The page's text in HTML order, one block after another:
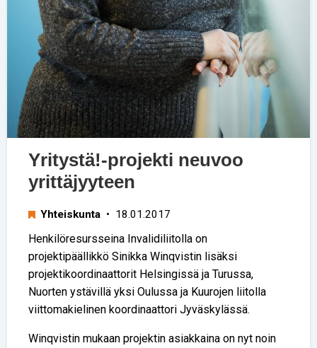
Yritystä!-projekti neuvoo
yrittäjyyteen
Yhteiskunta • 18.01.2017
Henkilöresursseina Invalidiliitolla on
projektipäällikkö Sinikka Winqvistin lisäksi
projektikoordinaattorit Helsingissä ja Turussa,
Nuorten ystävillä yksi Oulussa ja Kuurojen liitolla
viittomakielinen koordinaattori Jyväskylässä.
Winqvistin mukaan projektin asiakkaina on nyt noin